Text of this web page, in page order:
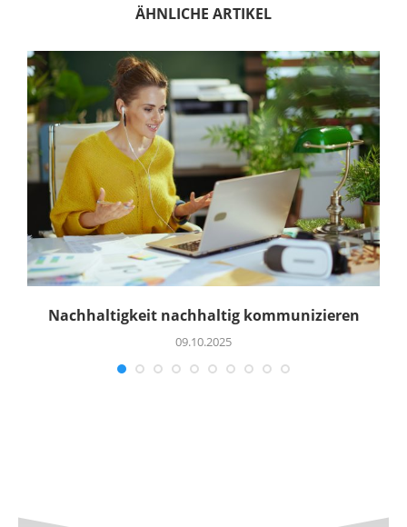
ÄHNLICHE ARTIKEL
Nachhaltigkeit nachhaltig kommunizieren
09.10.2025